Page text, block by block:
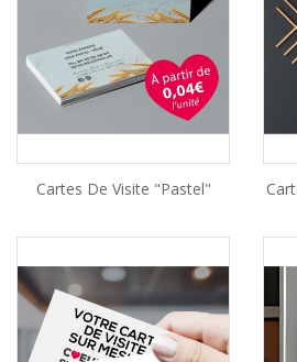
Cartes De Visite "Pastel"